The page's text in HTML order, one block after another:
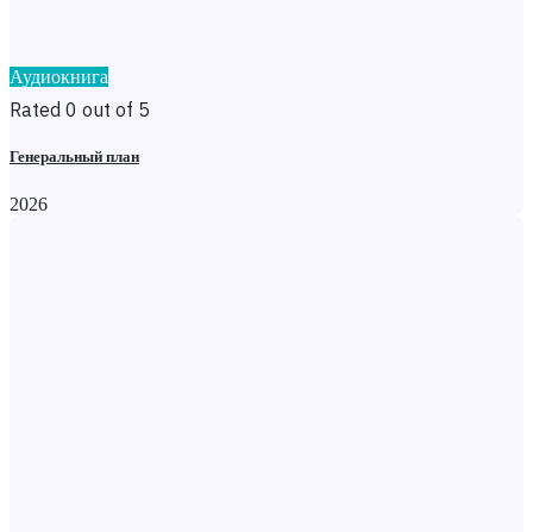
Аудиокнига
Rated 0 out of 5
Генеральный план
2026